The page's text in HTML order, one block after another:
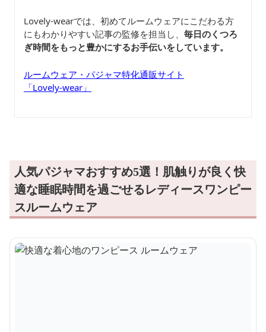
Lovely-wearでは、初めてルームウェアにこだわる方
にもわかりやすい記事の監修を担当し、 毎日のくつろ
ぎ時間をもっと豊かにするお手伝いをしています。
ルームウェア・パジャマ特化通販サイト
「Lovely-wear」
人気パジャマおすすめ5選！肌触りが良く快
適な睡眠時間を過ごせるレディースワンピー
スルームウェア